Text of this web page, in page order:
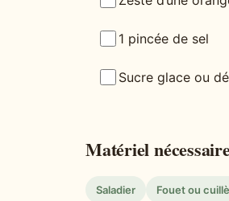
1 pincée de sel
Sucre glace ou
Matériel
Saladier Fouet ou